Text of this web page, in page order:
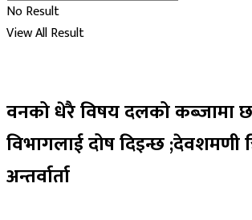
No Result
View All Result
वनको धेरै विषय दलको कब्जामा
विभागलाई दोष दिइन्छ ;देवशमणी
अन्तर्वार्ता